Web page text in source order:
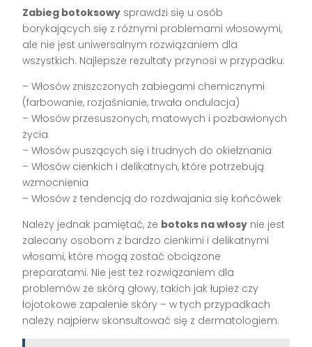
Zabieg botoksowy sprawdzi się u osób
borykających się z różnymi problemami włosowymi,
ale nie jest uniwersalnym rozwiązaniem dla
wszystkich. Najlepsze rezultaty przynosi w przypadku:
– Włosów zniszczonych zabiegami chemicznymi
(farbowanie, rozjaśnianie, trwała ondulacja)
– Włosów przesuszonych, matowych i pozbawionych
życia
– Włosów puszących się i trudnych do okiełznania
– Włosów cienkich i delikatnych, które potrzebują
wzmocnienia
– Włosów z tendencją do rozdwajania się końcówek
Należy jednak pamiętać, że botoks na włosy nie jest
zalecany osobom z bardzo cienkimi i delikatnymi
włosami, które mogą zostać obciążone
preparatami. Nie jest też rozwiązaniem dla
problemów ze skórą głowy, takich jak łupież czy
łojotokowe zapalenie skóry – w tych przypadkach
należy najpierw skonsultować się z dermatologiem.